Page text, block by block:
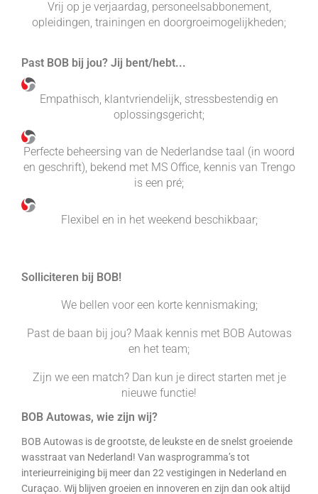
Vrij op je verjaardag, personeelsabbonement,
opleidingen, trainingen en doorgroeimogelijkheden;
Past BOB bij jou? Jij bent/hebt...
Empathisch, klantvriendelijk, stressbestendig en
oplossingsgericht;
Perfecte beheersing van de Nederlandse taal (in woord
en geschrift), bekend met MS Office, kennis van Trengo
is een pré;
Flexibel en in het weekend beschikbaar;
Solliciteren bij BOB!
We bellen voor een korte kennismaking;
Past de baan bij jou? Maak kennis met BOB Autowas
en het team;
Zijn we een match? Dan kun je direct starten met je
nieuwe functie!
BOB Autowas, wie zijn wij?
BOB Autowas is de grootste, de leukste en de snelst groeiende
wasstraat van Nederland! Van wasprogramma’s tot
interieurreiniging bij meer dan 22 vestigingen in Nederland en
Curaçao. Wij blijven groeien en innoveren en zijn dan ook altijd